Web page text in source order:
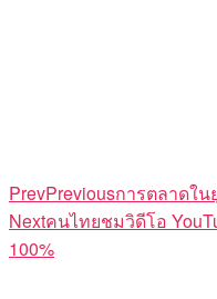
PrevPreviousการตลาดใน
Nextคนไทยชมวิดีโอ
100%